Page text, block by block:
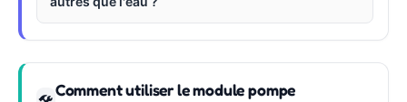
Comment utiliser le module pompe